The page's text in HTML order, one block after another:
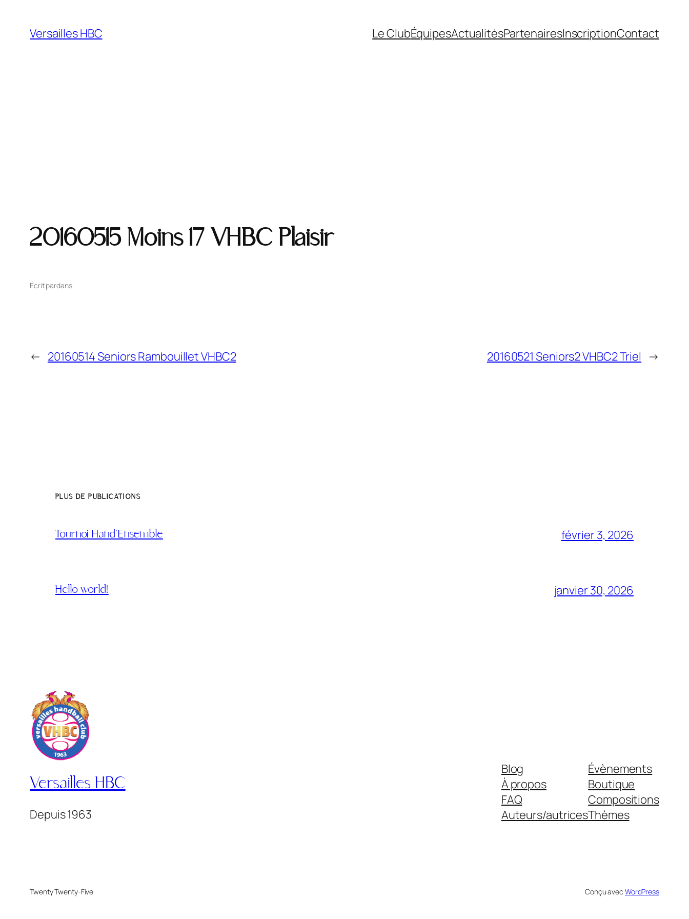
Versailles HBC Le ClubÉquipesActualitésPartenairesInscriptionContact
20160515 Moins 17 VHBC Plaisir
Écrit pardans
← 20160514 Seniors Rambouillet VHBC2 20160521 Seniors2 VHBC2 Triel →
PLUS DE PUBLICATIONS
Tournoi Hand’Ensemble février 3, 2026
Hello world! janvier 30, 2026
Versailles HBC
Depuis 1963
Blog
À propos
FAQ
Auteurs/autrices
Évènements
Boutique
Compositions
Thèmes
Twenty Twenty-Five Conçu avec WordPress